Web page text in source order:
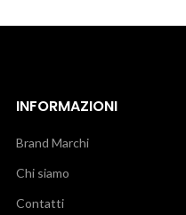
INFORMAZIONI
Brand Marchi
Chi siamo
Contatti